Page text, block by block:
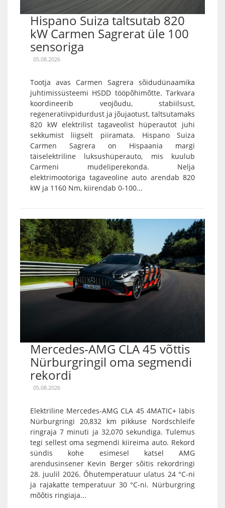
Hispano Suiza taltsutab 820
kW Carmen Sagrerat üle 100
sensoriga
05.08.2026
Tootja avas Carmen Sagrera sõidudünaamika
juhtimissüsteemi HSDD tööpõhimõtte. Tarkvara
koordineerib veojõudu, stabiilsust,
regeneratiivpidurdust ja jõujaotust, taltsutamaks
820 kW elektrilist tagaveolist hüperautot juhi
sekkumist liigselt piiramata. Hispano Suiza
Carmen Sagrera on Hispaania margi
täiselektriline luksushüperauto, mis kuulub
Carmeni mudeliperekonda. Nelja
elektrimootoriga tagaveoline auto arendab 820
kW ja 1160 Nm, kiirendab 0-100...
Mercedes-AMG CLA 45 võttis
Nürburgringil oma segmendi
rekordi
05.08.2026
Elektriline Mercedes-AMG CLA 45 4MATIC+ läbis
Nürburgringi 20,832 km pikkuse Nordschleife
ringraja 7 minuti ja 32,070 sekundiga. Tulemus
tegi sellest oma segmendi kiireima auto. Rekord
sündis kohe esimesel katsel AMG
arendusinsener Kevin Berger sõitis rekordringi
28. juulil 2026. Õhutemperatuur ulatus 24 °C-ni
ja rajakatte temperatuur 30 °C-ni. Nürburgring
mõõtis ringiaja...